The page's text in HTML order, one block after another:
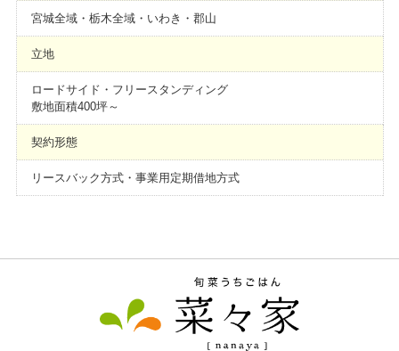
宮城全域・栃木全域・いわき・郡山
立地
ロードサイド・フリースタンディング
敷地面積400坪～
契約形態
リースバック方式・事業用定期借地方式